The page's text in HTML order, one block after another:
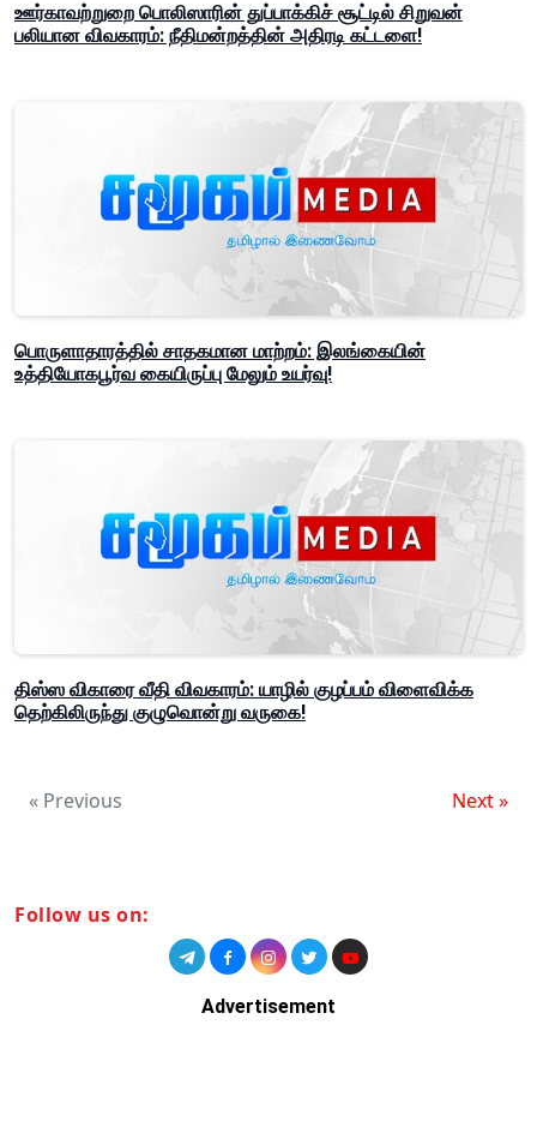
ஊர்காவற்றுறை பொலிஸாரின் துப்பாக்கிச் சூட்டில் சிறுவன்
பலியான விவகாரம்: நீதிமன்றத்தின் அதிரடி கட்டளை!
பொருளாதாரத்தில் சாதகமான மாற்றம்: இலங்கையின்
உத்தியோகபூர்வ கையிருப்பு மேலும் உயர்வு!
திஸ்ஸ விகாரை வீதி விவகாரம்: யாழில் குழப்பம் விளைவிக்க
தெற்கிலிருந்து குழுவொன்று வருகை!
« Previous Next »
Follow us on:
Advertisement